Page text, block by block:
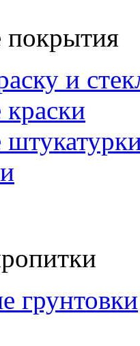
покрытия
и
грунтовки